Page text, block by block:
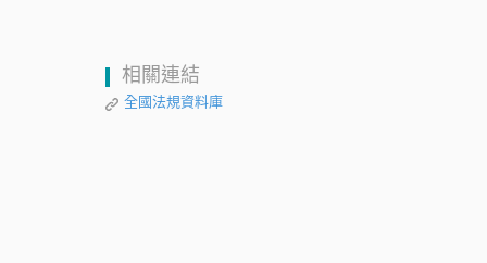
相關連結
全國法規資料庫